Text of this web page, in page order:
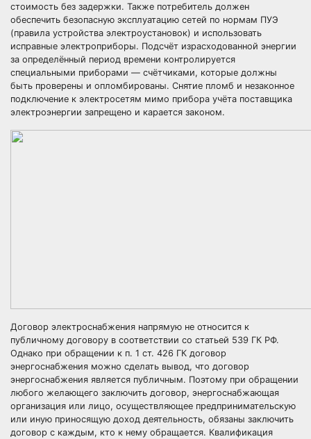
стоимость без задержки. Также потребитель должен
обеспечить безопасную эксплуатацию сетей по нормам ПУЭ
(правила устройства электроустановок) и использовать
исправные электроприборы. Подсчёт израсходованной энергии
за определённый период времени контролируется
специальными приборами — счётчиками, которые должны
быть проверены и опломбированы. Снятие пломб и незаконное
подключение к электросетям мимо прибора учёта поставщика
электроэнергии запрещено и карается законом.
Договор электроснабжения напрямую не относится к
публичному договору в соответствии со статьей 539 ГК РФ.
Однако при обращении к п. 1 ст. 426 ГК договор
энергоснабжения можно сделать вывод, что договор
энергоснабжения является публичным. Поэтому при обращении
любого желающего заключить договор, энергоснабжающая
организация или лицо, осуществляющее предпринимательскую
или иную приносящую доход деятельность, обязаны заключить
договор с каждым, кто к нему обращается. Квалификация